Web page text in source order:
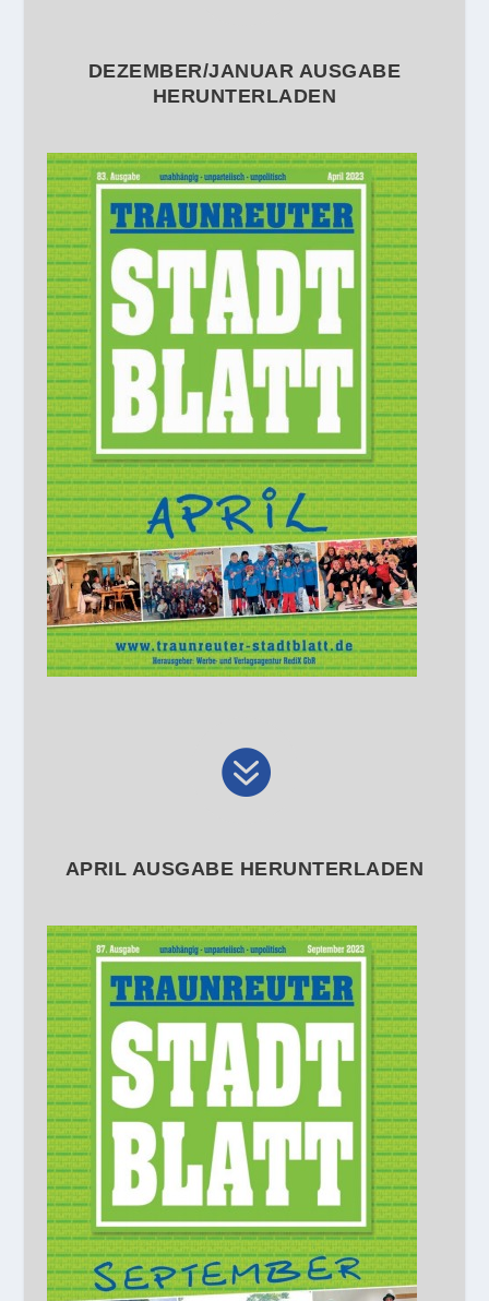
DEZEMBER/JANUAR AUSGABE
HERUNTERLADEN

APRIL AUSGABE HERUNTERLADEN